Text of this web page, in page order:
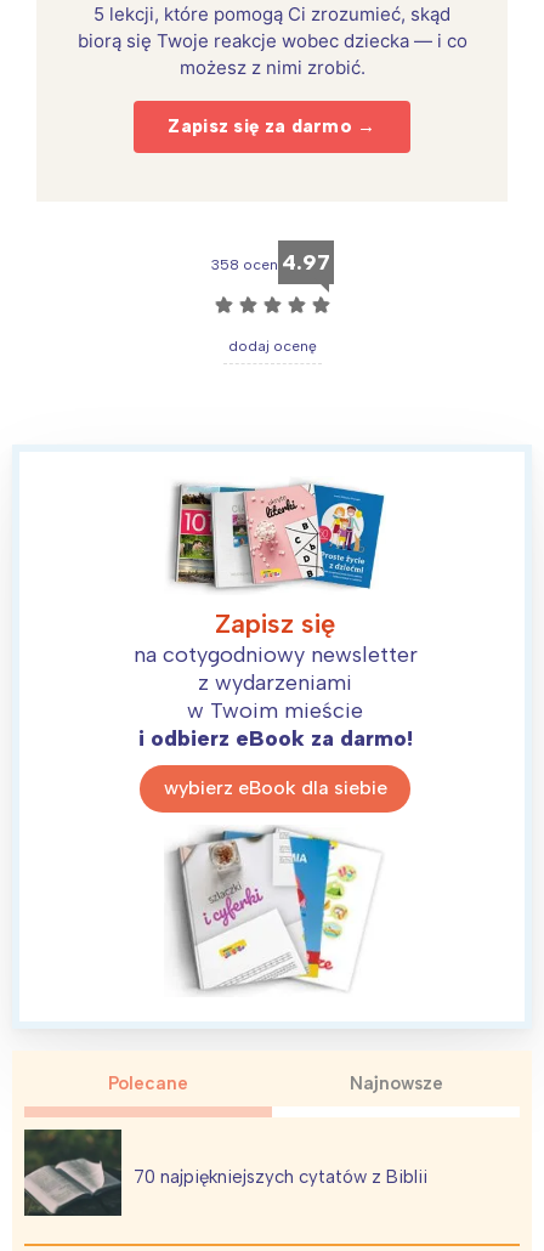
5 lekcji, które pomogą Ci zrozumieć, skąd
biorą się Twoje reakcje wobec dziecka — i co
możesz z nimi zrobić.
Zapisz się za darmo →
358 ocen 4.97
☆ ☆ ☆ ☆ ☆
dodaj ocenę
Zapisz się
na cotygodniowy newsletter
z wydarzeniami
w Twoim mieście
i odbierz eBook za darmo!
wybierz eBook dla siebie
Polecane Najnowsze
70 najpiękniejszych cytatów z Biblii